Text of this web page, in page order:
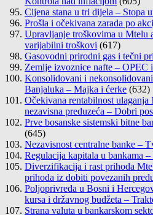
Cijena stana u tri dijela – Stopa
Prošla i očekivana zarada po
Upravljanje troškovima u Mtelu
varijabilni troškovi (617)
Gasovodni prirodni gas i tečni
Zemlje izvoznice nafte – OPEC
Konsolidovani i
Banjaluka – Majka i ćerke (632)
Očekivana rentabilnost
nezavisna preduzeća – Dobri
Prve bosanske sistemski bitne
(645)
Nezavisnost centralne banke –
Regulacija kapitala u bankama
Diverzifikacija i rast prihoda
prihoda iz dobiti povezanih
Poljoprivreda u Bosni i
kursa i državnog budžeta –
Strana valuta u bankarskom